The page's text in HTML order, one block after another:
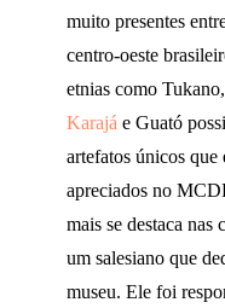
muito presentes
centro-oeste
etnias como
Karajá e Guató
artefatos únicos que
apreciados no
mais se destaca nas
um salesiano que
museu. Ele foi